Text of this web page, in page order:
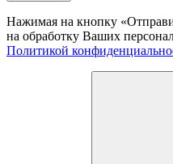
Нажимая на кнопку
на обработку Ваших
Политикой